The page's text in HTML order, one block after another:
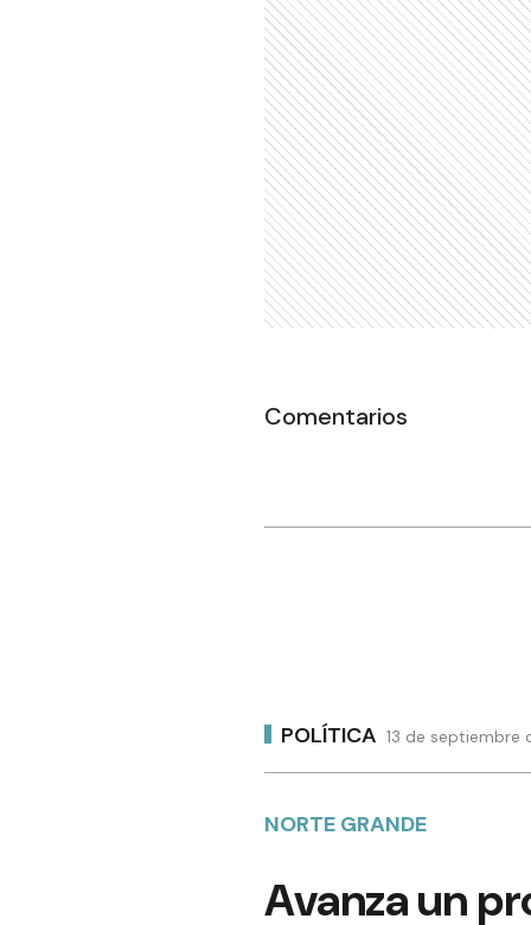
Comentarios
POLÍTICA 13 de septiembre
NORTE GRANDE
Avanza un